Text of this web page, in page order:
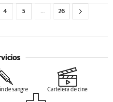
4 5 … 26
de sangre Cartelera de cine